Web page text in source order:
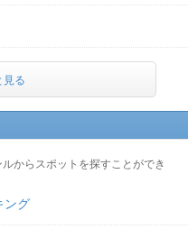
る
からスポットを探すことができ
ング